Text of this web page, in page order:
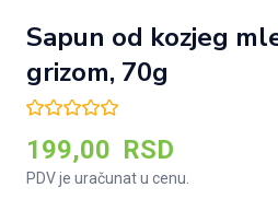
Sapun od kozjeg
grizom, 70g
199,00 RSD
PDV je uračunat u cenu.